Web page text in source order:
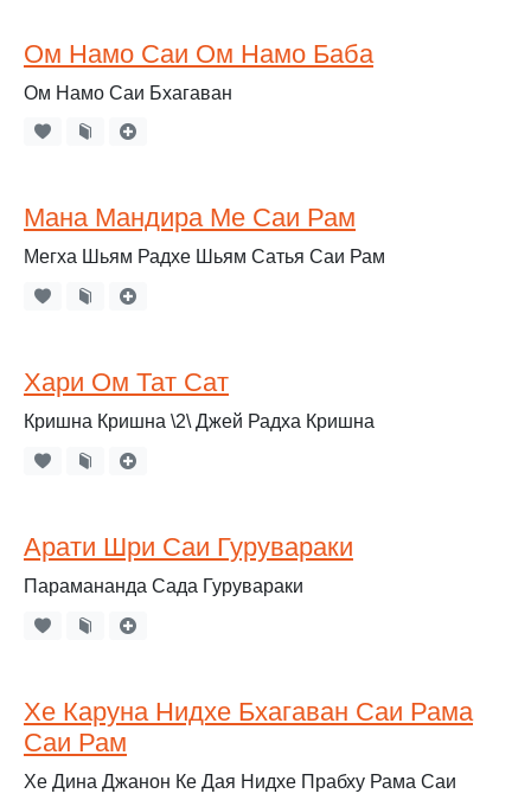
Ом Намо Саи Ом Намо Баба
Ом Намо Саи Бхагаван
Мана Мандира Ме Саи Рам
Мегха Шьям Радхе Шьям Сатья Саи Рам
Хари Ом Тат Сат
Кришна Кришна \2\ Джей Радха Кришна
Арати Шри Саи Гурувараки
Парамананда Сада Гурувараки
Хе Каруна Нидхе Бхагаван Саи Рама
Саи Рам
Хе Дина Джанон Ке Дая Нидхе Прабху Рама Саи